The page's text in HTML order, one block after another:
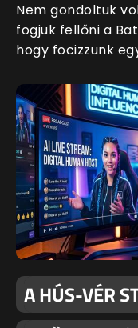
Nem gondoltuk
fogjuk fellőni a
hogy focizzunk
A HÚS-VÉR